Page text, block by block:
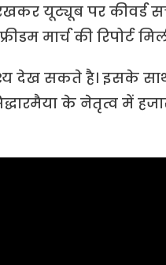
यूट्यूब पर कीवर्ड
मार्च की रिपोर्ट
सकते है। इसके साथ
के नेतृत्व में